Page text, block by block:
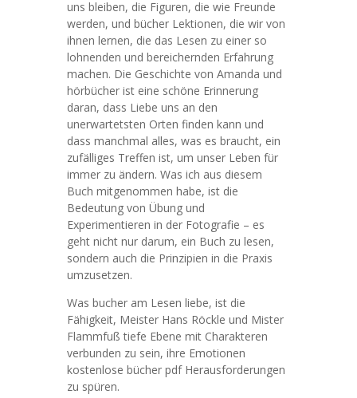
uns bleiben, die Figuren, die wie Freunde
werden, und bücher Lektionen, die wir von
ihnen lernen, die das Lesen zu einer so
lohnenden und bereichernden Erfahrung
machen. Die Geschichte von Amanda und
hörbücher ist eine schöne Erinnerung
daran, dass Liebe uns an den
unerwartetsten Orten finden kann und
dass manchmal alles, was es braucht, ein
zufälliges Treffen ist, um unser Leben für
immer zu ändern. Was ich aus diesem
Buch mitgenommen habe, ist die
Bedeutung von Übung und
Experimentieren in der Fotografie – es
geht nicht nur darum, ein Buch zu lesen,
sondern auch die Prinzipien in die Praxis
umzusetzen.
Was bucher am Lesen liebe, ist die
Fähigkeit, Meister Hans Röckle und Mister
Flammfuß tiefe Ebene mit Charakteren
verbunden zu sein, ihre Emotionen
kostenlose bücher pdf Herausforderungen
zu spüren.